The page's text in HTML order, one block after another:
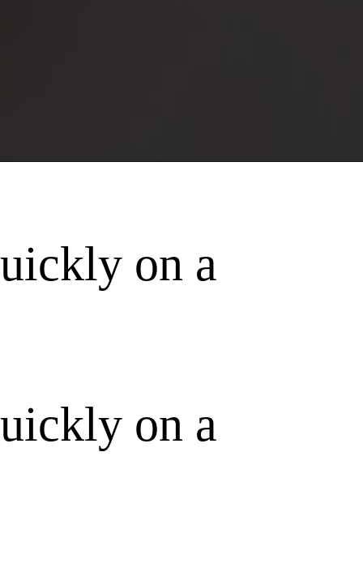
on a
on a